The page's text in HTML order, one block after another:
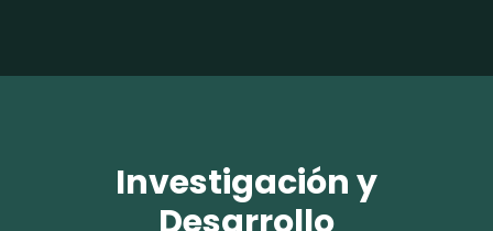
Investigación y